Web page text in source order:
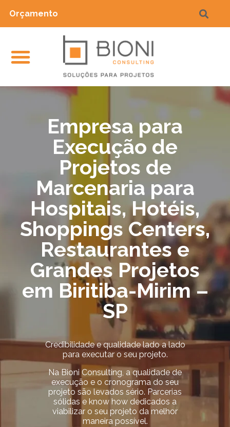
Orçamento
Empresa para
Execução de
Projetos de
Marcenaria para
Hospitais, Hotéis,
Shoppings Centers,
Restaurantes e
Grandes Projetos
em Biritiba-Mirim –
SP
Credibilidade e qualidade lado a lado
para executar o seu projeto.
Na Bioni Consulting, a qualidade de
execução e o cronograma do seu
projeto são levados sério. Parcerias
sólidas e know how dedicados a
viabilizar o seu projeto da melhor
maneira possível.